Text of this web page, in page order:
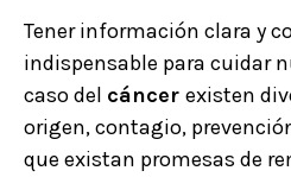
Tener información clara y
indispensable para cuidar
caso del cáncer existen
origen, contagio,
que existan promesas de